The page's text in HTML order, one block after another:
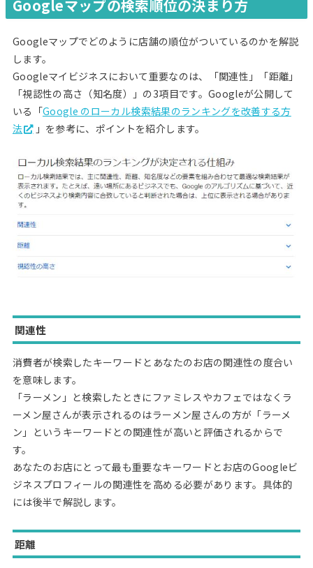
Googleマップの検索順位の決まり方
Googleマップでどのように店舗の順位がついているのかを解説
します。
Googleマイビジネスにおいて重要なのは、「関連性」「距離」
「視認性の高さ（知名度）」の3項目です。Googleが公開して
いる「Google のローカル検索結果のランキングを改善する方
法
」を参考に、ポイントを紹介します。
関連性
消費者が検索したキーワードとあなたのお店の関連性の度合い
を意味します。
「ラーメン」と検索したときにファミレスやカフェではなくラ
ーメン屋さんが表示されるのはラーメン屋さんの方が「ラーメ
ン」というキーワードとの関連性が高いと評価されるからで
す。
あなたのお店にとって最も重要なキーワードとお店のGoogleビ
ジネスプロフィールの関連性を高める必要があります。具体的
には後半で解説します。
距離